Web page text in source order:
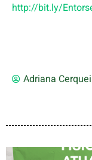
http://bit.ly/
Adriana